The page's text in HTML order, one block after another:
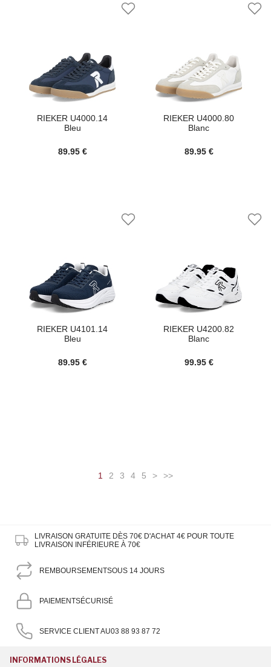
RIEKER U4000.14
Bleu
89.95 €
RIEKER U4000.80
Blanc
89.95 €
RIEKER U4101.14
Bleu
89.95 €
RIEKER U4200.82
Blanc
99.95 €
1 2 3 4 5 > >>
LIVRAISON GRATUITE DÈS 70€ D'ACHAT 4€ POUR TOUTE
LIVRAISON INFÉRIEURE À 70€
REMBOURSEMENTSOUS 14 JOURS
PAIEMENTSÉCURISÉ
SERVICE CLIENT AU03 88 93 87 72
INFORMATIONS LÉGALES